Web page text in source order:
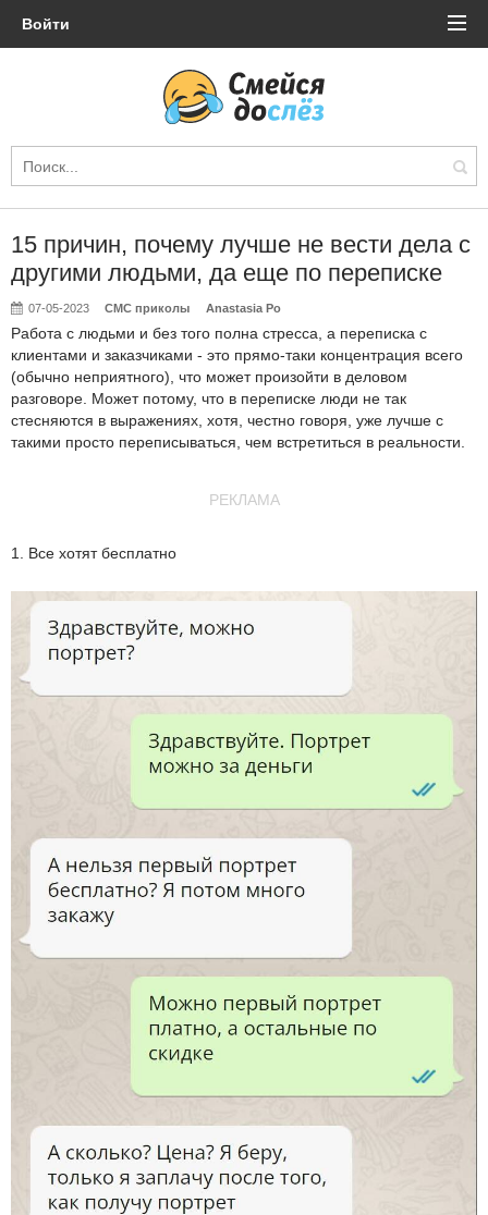
Войти
15 причин, почему лучше не вести дела с
другими людьми, да еще по переписке
07-05-2023 СМС приколы Anastasia Po
Работа с людьми и без того полна стресса, а переписка с
клиентами и заказчиками - это прямо-таки концентрация всего
(обычно неприятного), что может произойти в деловом
разговоре. Может потому, что в переписке люди не так
стесняются в выражениях, хотя, честно говоря, уже лучше с
такими просто переписываться, чем встретиться в реальности.
РЕКЛАМА
1. Все хотят бесплатно